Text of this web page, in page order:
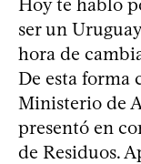
ser un
hora de
De esta forma
Ministerio de
presentó en
de Residuos.